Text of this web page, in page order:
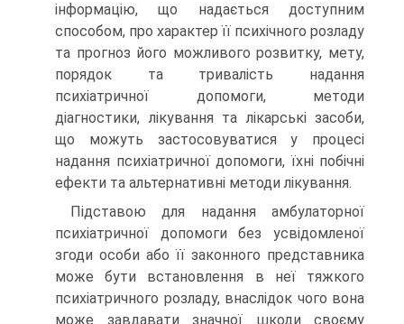
інформацію, що надається доступним
способом, про характер її психічного розладу
та прогноз його можливого розвитку, мету,
порядок та тривалість надан­ня
психіатричної допомоги, методи
діагностики, лікування та лікарські засоби,
що можуть застосовуватися у процесі
надання психіатричної допомоги, їхні побічні
ефекти та альтернативні методи лікування.
Підставою для надання амбулаторної
психіатричної допомоги без усвідомленої
згоди особи або її законного представника
може бути встановлення в неї тяжкого
психіатричного розладу, внаслідок чого вона
може завдавати значної шкоди своєму